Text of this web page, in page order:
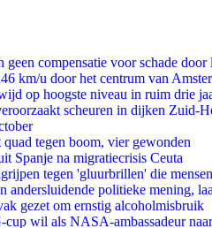
compensatie voor schade door
km/u door het centrum van
op hoogste niveau in ruim drie
scheuren in dijken Zuid-
tegen boom, vier gewonden
Spanje na migratiecrisis Ceuta
tegen 'gluurbrillen' die
andersluidende politieke mening,
gezet om ernstig alcoholmisbruik
wil als NASA-ambassadeur